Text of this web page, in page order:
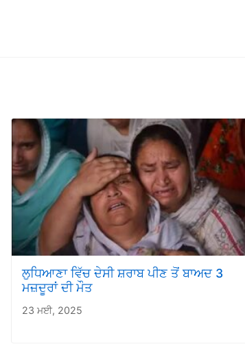
ਲੁਧਿਆਣਾ ਵਿੱਚ ਦੇਸੀ ਸ਼ਰਾਬ ਪੀਣ ਤੋਂ ਬਾਅਦ 3
ਮਜ਼ਦੂਰਾਂ ਦੀ ਮੌਤ
23 ਮਈ, 2025